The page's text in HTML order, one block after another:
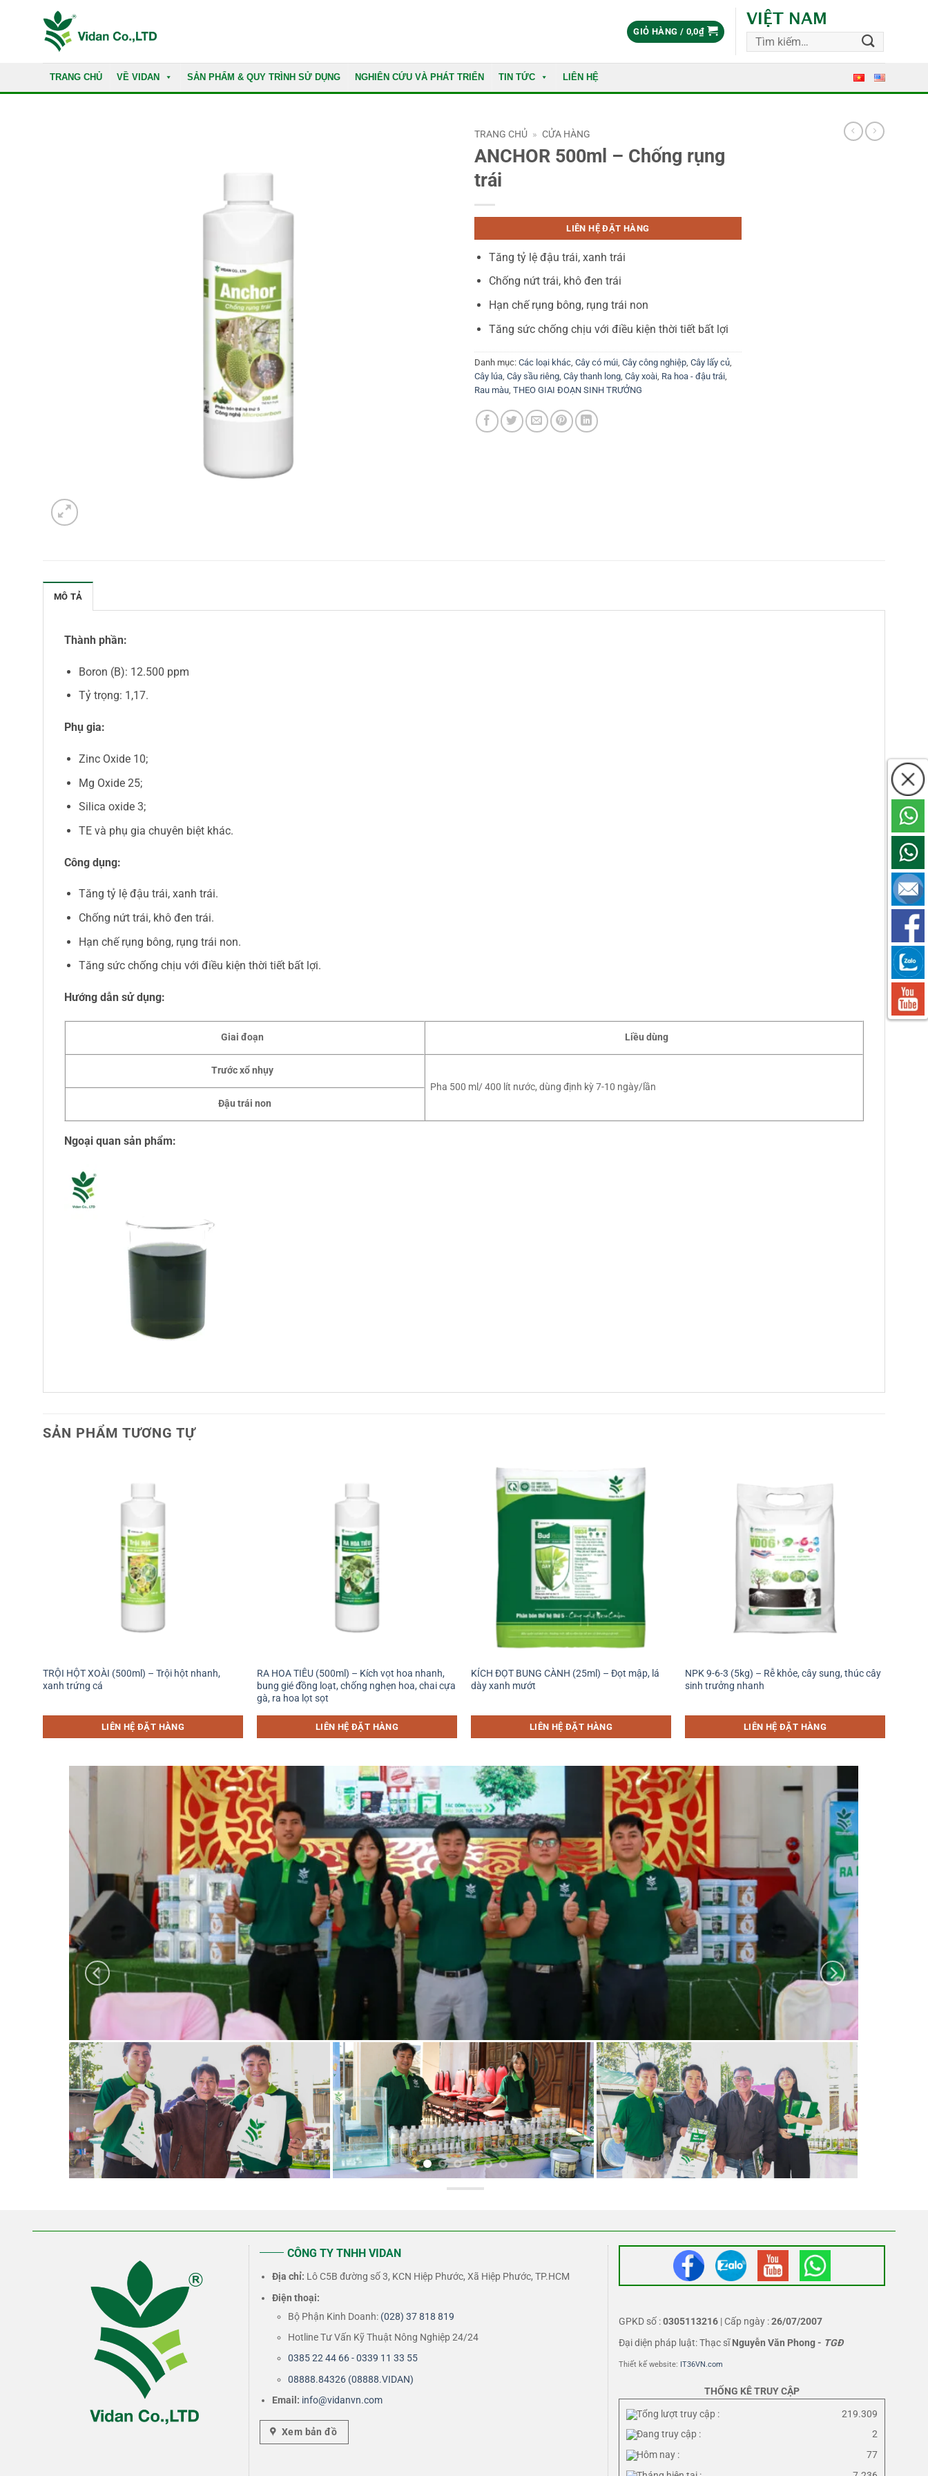
GIỎ HÀNG / 0,0₫
VIỆT NAM
Tìm
kiếm:
TRANG CHỦ VỀ VIDAN SẢN PHẨM & QUY TRÌNH SỬ DỤNG NGHIÊN CỨU VÀ PHÁT TRIỂN TIN TỨC LIÊN HỆ
TRANG CHỦ » CỬA HÀNG
ANCHOR 500ml – Chống rụng
trái
LIÊN HỆ ĐẶT HÀNG
Tăng tỷ lệ đậu trái, xanh trái
Chống nứt trái, khô đen trái
Hạn chế rụng bông, rụng trái non
Tăng sức chống chịu với điều kiện thời tiết bất lợi
Danh mục: Các loại khác, Cây có múi, Cây công nghiệp, Cây lấy củ,
Cây lúa, Cây sầu riêng, Cây thanh long, Cây xoài, Ra hoa - đậu trái,
Rau màu, THEO GIAI ĐOẠN SINH TRƯỞNG
MÔ TẢ
Thành phần:
Boron (B): 12.500 ppm
Tỷ trọng: 1,17.
Phụ gia:
Zinc Oxide 10;
Mg Oxide 25;
Silica oxide 3;
TE và phụ gia chuyên biệt khác.
Công dụng:
Tăng tỷ lệ đậu trái, xanh trái.
Chống nứt trái, khô đen trái.
Hạn chế rụng bông, rụng trái non.
Tăng sức chống chịu với điều kiện thời tiết bất lợi.
Hướng dẫn sử dụng:
Giai đoạn Liều dùng
Trước xổ nhụy
Pha 500 ml/ 400 lít nước, dùng định kỳ 7-10 ngày/lần
Đậu trái non
Ngoại quan sản phẩm:
SẢN PHẨM TƯƠNG TỰ
TRỘI HỘT XOÀI (500ml) – Trội hột nhanh,
xanh trứng cá
LIÊN HỆ ĐẶT HÀNG
RA HOA TIÊU (500ml) – Kích vọt hoa nhanh,
bung gié đồng loạt, chống nghẹn hoa, chai cựa
gà, ra hoa lọt sọt
LIÊN HỆ ĐẶT HÀNG
KÍCH ĐỌT BUNG CÀNH (25ml) – Đọt mập, lá
dày xanh mướt
LIÊN HỆ ĐẶT HÀNG
NPK 9-6-3 (5kg) – Rễ khỏe, cây sung, thúc cây
sinh trưởng nhanh
LIÊN HỆ ĐẶT HÀNG
CÔNG TY TNHH VIDAN
Địa chỉ: Lô C5B đường số 3, KCN Hiệp Phước, Xã Hiệp Phước, TP.HCM
Điện thoại:
Bộ Phận Kinh Doanh: (028) 37 818 819
Hotline Tư Vấn Kỹ Thuật Nông Nghiệp 24/24
0385 22 44 66 - 0339 11 33 55
08888.84326 (08888.VIDAN)
Email: info@vidanvn.com
Xem bản đồ
GPKD số :0305113216 | Cấp ngày :26/07/2007
Đại diện pháp luật: Thạc sĩNguyễn Văn Phong- TGĐ
Thiết kế website: IT36VN.com
THỐNG KÊ TRUY CẬP
Tổng lượt truy cập :
219.309
Đang truy cập :
2
Hôm nay :
77